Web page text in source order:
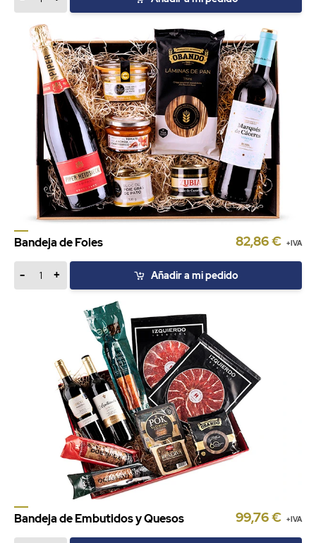
Bandeja de Foies 82,86 € +IVA
- + Añadir a mi pedido
Bandeja de Embutidos y Quesos 99,76 € +IVA